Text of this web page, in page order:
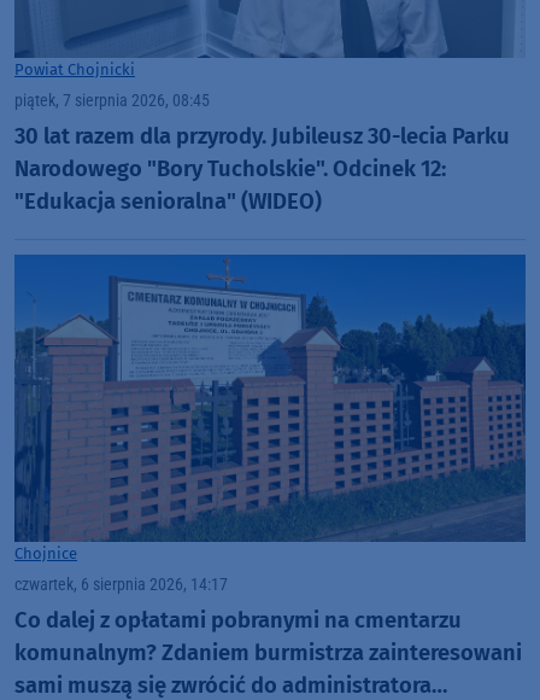
Powiat Chojnicki
piątek, 7 sierpnia 2026, 08:45
30 lat razem dla przyrody. Jubileusz 30-lecia Parku
Narodowego "Bory Tucholskie". Odcinek 12:
"Edukacja senioralna" (WIDEO)
Chojnice
czwartek, 6 sierpnia 2026, 14:17
Co dalej z opłatami pobranymi na cmentarzu
komunalnym? Zdaniem burmistrza zainteresowani
sami muszą się zwrócić do administratora